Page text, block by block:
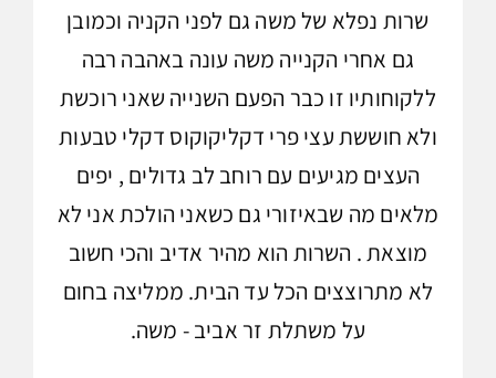
שרות נפלא של משה גם לפני הקניה וכמובן
גם אחרי הקנייה משה עונה באהבה רבה
ללקוחותיו זו כבר הפעם השנייה שאני רוכשת
ולא חוששת עצי פרי דקליקוקוס דקלי טבעות
העצים מגיעים עם רוחב לב גדולים , יפים
מלאים מה שבאיזורי גם כשאני הולכת אני לא
מוצאת . השרות הוא מהיר אדיב והכי חשוב
לא מתרוצצים הכל עד הבית. ממליצה בחום
על משתלת זר אביב - משה.